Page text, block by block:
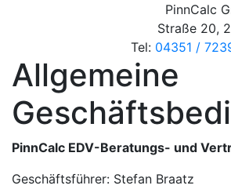
PinnCalc
Straße 20,
Tel: 04351 /
Allgemeine
PinnCalc EDV-Beratungs- und
Geschäftsführer: Stefan Braatz